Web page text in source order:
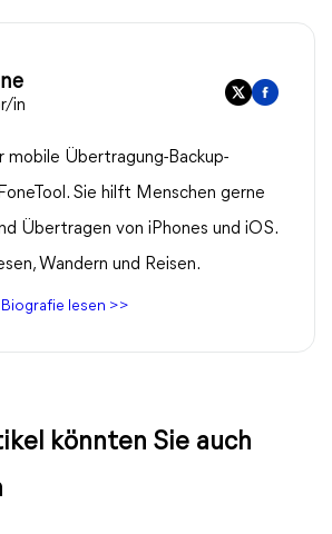
in
mobile Übertragung-Backup-
Sie hilft Menschen gerne
Übertragen von iPhones und iOS.
Wandern und Reisen.
lesen >>
könnten Sie auch